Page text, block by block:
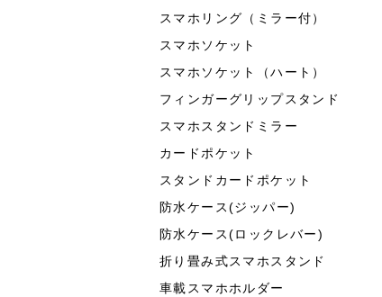
スマホリング（ミラー付）
スマホソケット
スマホソケット（ハート）
フィンガーグリップスタンド
スマホスタンドミラー
カードポケット
スタンドカードポケット
防水ケース(ジッパー)
防水ケース(ロックレバー)
折り畳み式スマホスタンド
車載スマホホルダー